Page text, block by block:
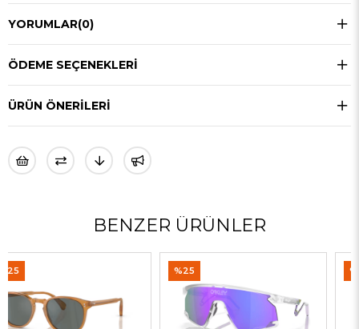
YORUMLAR(0)
ÖDEME SEÇENEKLERI
ÜRÜN ÖNERILERI
BENZER ÜRÜNLER